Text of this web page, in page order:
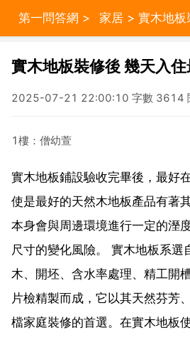
第一問答網 > 家居 > 實木地板
實木地板裝修後 幾天入
2025-07-21 22:00:10 字數 3614
1樓：僧幼萱
實木地板鋪設驗收完畢後，最好
使是最好的天然木地板產品有著
本身會與周邊環境進行一定的溼
尺寸的變化風險。 實木地板系選
木、開坯、含水率處理、精工開
片檢精製而成，它以其天然芬芳
檔家庭裝修的首選。在實木地板